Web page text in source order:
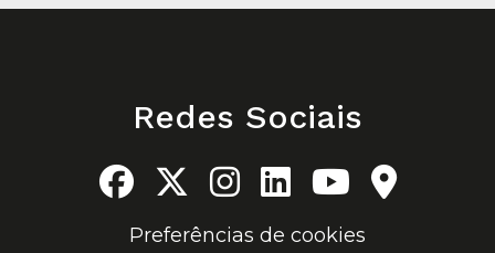
Redes Sociais
Preferências de cookies